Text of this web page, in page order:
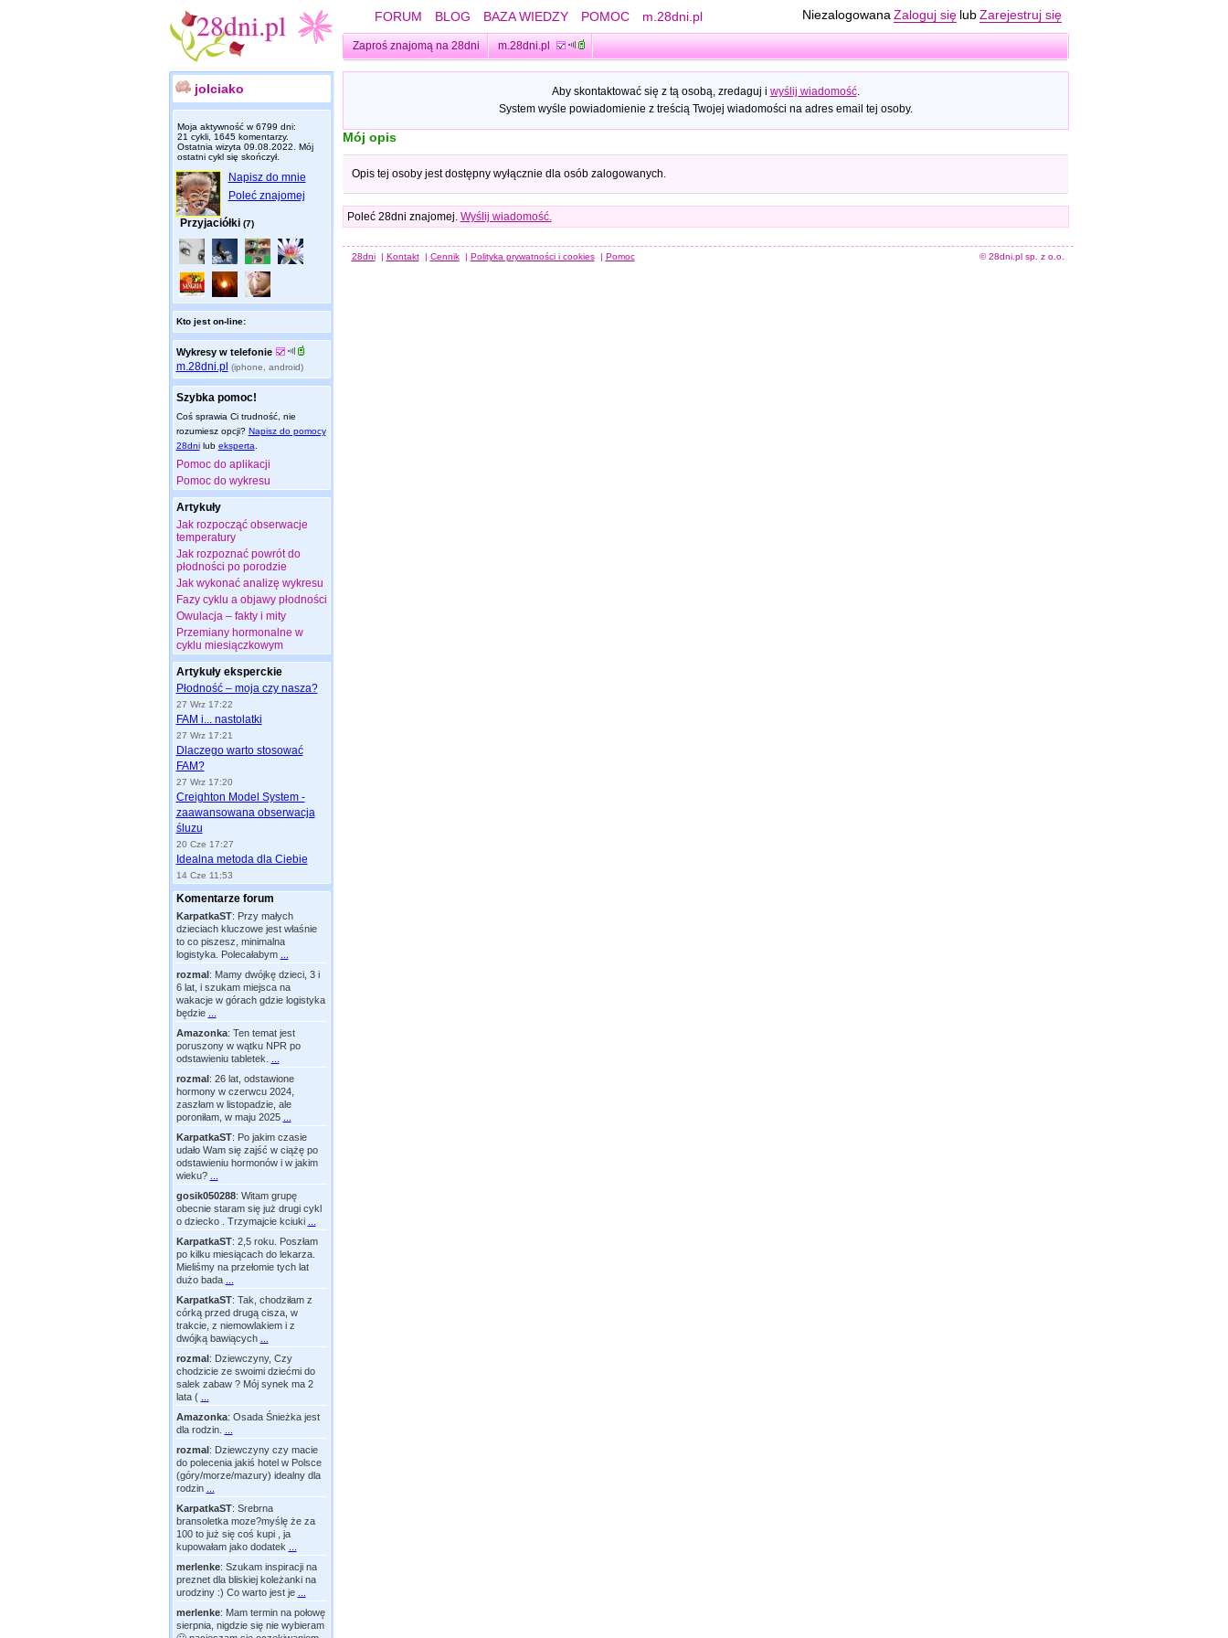
FORUM BLOG BAZA WIEDZY POMOC m.28dni.pl Niezalogowana Zaloguj się lub Zarejestruj się
Zaproś znajomą na 28dni m.28dni.pl
jolciako
Moja aktywność w 6799 dni:
21 cykli, 1645 komentarzy.
Ostatnia wizyta 09.08.2022 . Mój
ostatni cykl się skończył.
Napisz do mnie
Poleć znajomej
Przyjaciółki (7)
Kto jest on-line:
Wykresy w telefonie
m.28dni.pl (iphone, android)
Szybka pomoc!
Coś sprawia Ci trudność, nie
rozumiesz opcji? Napisz do pomocy
28dnilub eksperta
Pomoc do aplikacji
Pomoc do wykresu
Artykuły
Jak rozpocząć obserwacje
temperatury
Jak rozpoznać powrót do
płodności po porodzie
Jak wykonać analizę wykresu
Fazy cyklu a objawy płodności
Owulacja – fakty i mity
Przemiany hormonalne w
cyklu miesiączkowym
Artykuły eksperckie
Płodność – moja czy nasza?
27 Wrz 17:22
FAM i... nastolatki
27 Wrz 17:21
Dlaczego warto stosować
FAM?
27 Wrz 17:20
Creighton Model System -
zaawansowana obserwacja
śluzu
20 Cze 17:27
Idealna metoda dla Ciebie
14 Cze 11:53
Komentarze forum
KarpatkaST: Przy małych
dzieciach kluczowe jest właśnie
to co piszesz, minimalna
logistyka. Polecałabym
rozmal: Mamy dwójkę dzieci, 3 i
6 lat, i szukam miejsca na
wakacje w górach gdzie logistyka
będzie
Amazonka: Ten temat jest
poruszony w wątku NPR po
odstawieniu tabletek.
rozmal: 26 lat, odstawione
hormony w czerwcu 2024,
zaszłam w listopadzie, ale
poroniłam, w maju 2025
KarpatkaST: Po jakim czasie
udało Wam się zajść w ciążę po
odstawieniu hormonów i w jakim
wieku?
gosik050288: Witam grupę
obecnie staram się już drugi cykl
o dziecko . Trzymajcie kciuki
KarpatkaST: 2,5 roku. Poszłam
po kilku miesiącach do lekarza.
Mieliśmy na przełomie tych lat
dużo bada
KarpatkaST: Tak, chodziłam z
córką przed drugą cisza, w
trakcie, z niemowlakiem i z
dwójką bawiących
rozmal: Dziewczyny, Czy
chodzicie ze swoimi dziećmi do
salek zabaw ? Mój synek ma 2
lata (
Amazonka: Osada Śnieżka jest
dla rodzin.
rozmal: Dziewczyny czy macie
do polecenia jakiś hotel w Polsce
(góry/morze/mazury) idealny dla
rodzin
KarpatkaST: Srebrna
bransoletka moze?myślę że za
100 to już się coś kupi , ja
kupowałam jako dodatek
merlenke: Szukam inspiracji na
preznet dla bliskiej koleżanki na
urodziny :) Co warto jest je
merlenke: Mam termin na połowę
sierpnia, nigdzie się nie wybieram
Aby skontaktować się z tą osobą, zredaguj i wyślij wiadomość.
System wyśle powiadomienie z treścią Twojej wiadomości na adres email tej osoby.
Mój opis
Opis tej osoby jest dostępny wyłącznie dla osób zalogowanych.
Poleć 28dni znajomej. Wyślij wiadomość.
28dni | Kontakt | Cennik | Polityka prywatności i cookies | Pomoc © 28dni.pl sp. z o.o.